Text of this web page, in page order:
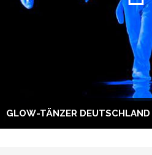
GLOW-TÄNZER DEUTSCHLAND